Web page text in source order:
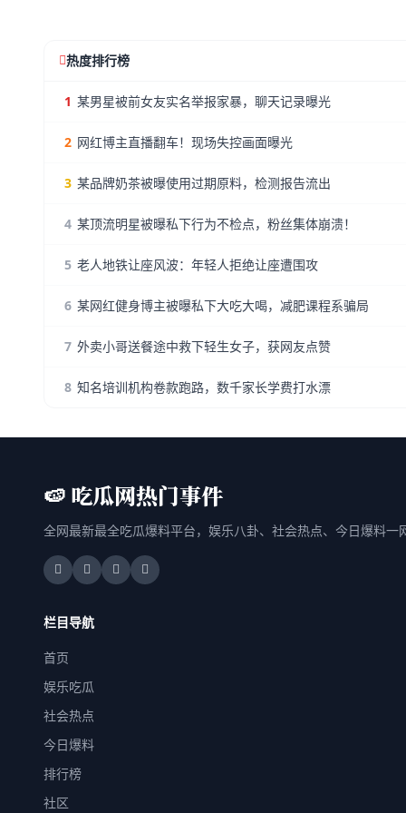
热度排行榜
1 某男星被前女友实名举报家暴，聊天记录曝光
2 网红博主直播翻车！现场失控画面曝光
3 某品牌奶茶被曝使用过期原料，检测报告流出
4 某顶流明星被曝私下行为不检点，粉丝集体崩溃！
5 老人地铁让座风波：年轻人拒绝让座遭围攻
6 某网红健身博主被曝私下大吃大喝，减肥课程系骗局
7 外卖小哥送餐途中救下轻生女子，获网友点赞
8 知名培训机构卷款跑路，数千家长学费打水漂
🍉 吃瓜网热门事件
全网最新最全吃瓜爆料平台，娱乐八卦、社会热点、今日爆料一
栏目导航
首页
娱乐吃瓜
社会热点
今日爆料
排行榜
社区